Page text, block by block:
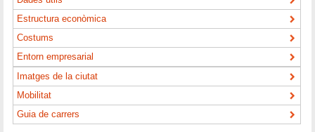
Estructura econòmica
Costums
Entorn empresarial
Imatges de la ciutat
Mobilitat
Guia de carrers